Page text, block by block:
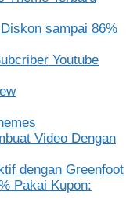
sampai 86%
Youtube
Video Dengan
dengan Greenfoot
Pakai Kupon: